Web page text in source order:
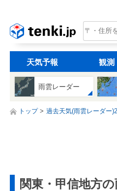
tenki.jp
天気予報 観測
雨雲レーダー
トップ 過去天気(雨雲レーダー
関東・甲信地方